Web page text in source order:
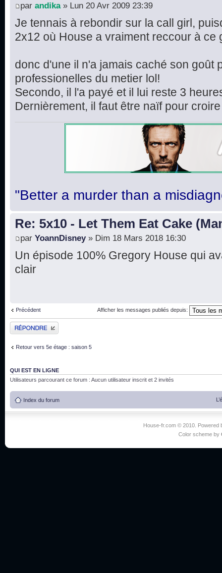
par andika» Lun 20 Avr 2009 23:39
Je tennais à rebondir sur la call girl,
2x12 où House a vraiment reccour à ce
donc d'une il n'a jamais caché son goût
professionelles du metier lol!
Secondo, il l'a payé et il lui reste 3
Dernièrement, il faut être naïf pour
"Better a murder than a
Re: 5x10 - Let Them Eat Cake
par YoannDisney» Dim 18 Mars 2018 16:30
Un épisode 100% Gregory House qui
clair
Précédent Afficher les messages publiés depuis:
Publier une réponse
Retour vers 5e étage : saison 5
QUI EST EN LIGNE
Utilisateurs parcourant ce forum : Aucun utilisateur inscrit et 2 invités
Index du forum
House-fr.com © 2010. Powered
Color scheme by